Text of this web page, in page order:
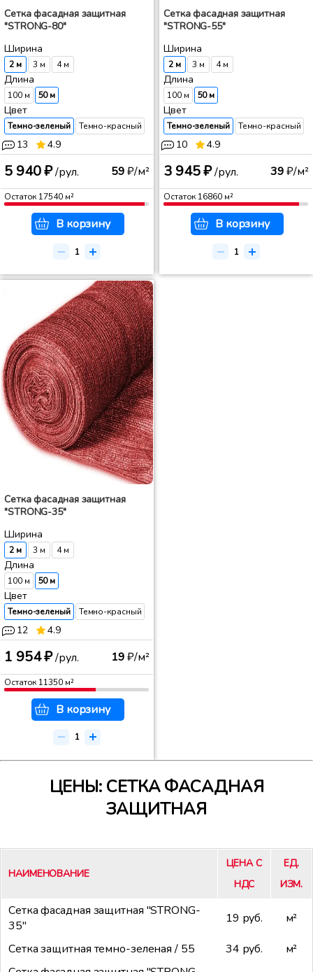
Сетка фасадная защитная
"STRONG-80"
Ширина
2 м 3 м 4 м
Длина
100 м 50 м
Цвет
Темно-зеленый Темно-красный
13 4.9
5 940 ₽/рул. 59₽/м²
Остаток 17540м²
В корзину
Сетка фасадная защитная
"STRONG-55"
Ширина
2 м 3 м 4 м
Длина
100 м 50 м
Цвет
Темно-зеленый Темно-красный
10 4.9
3 945 ₽/рул. 39₽/м²
Остаток 16860м²
В корзину
Сетка фасадная защитная
"STRONG-35"
Ширина
2 м 3 м 4 м
Длина
100 м 50 м
Цвет
Темно-зеленый Темно-красный
12 4.9
1 954 ₽/рул. 19₽/м²
Остаток 11350м²
В корзину
ЦЕНЫ: СЕТКА ФАСАДНАЯ
ЗАЩИТНАЯ
НАИМЕНОВАНИЕ
ЦЕНА С
НДС
ЕД.
ИЗМ.
Сетка фасадная защитная "STRONG-
35"
19 руб.
м²
Сетка защитная темно-зеленая / 55
34 руб.
м²